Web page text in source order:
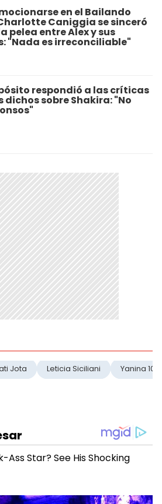
en el Bailando
Caniggia se sinceró
pelea entre Alex y sus
"Nada es irreconciliable"
respondió a las críticas
dichos sobre Shakira: "No
Jota Leticia Siciliani Yanina